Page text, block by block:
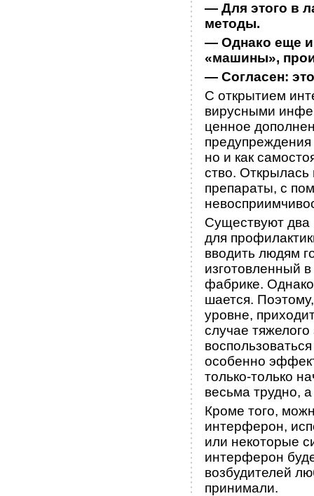
— Для этого в
методы.
— Однако еще
«машины»,
— Согласен:
С открытием
вирусными
ценное
но и как
ство. Открылась
препараты, с
Существуют два
для
вводить людям
изготовленный
фабрике.
шается.
уровне,
случае тяжелого
особенно
только-только
весьма трудно,
Кроме того,
интерферон,
или некоторые
интерферон
возбудителей
при­нимали.